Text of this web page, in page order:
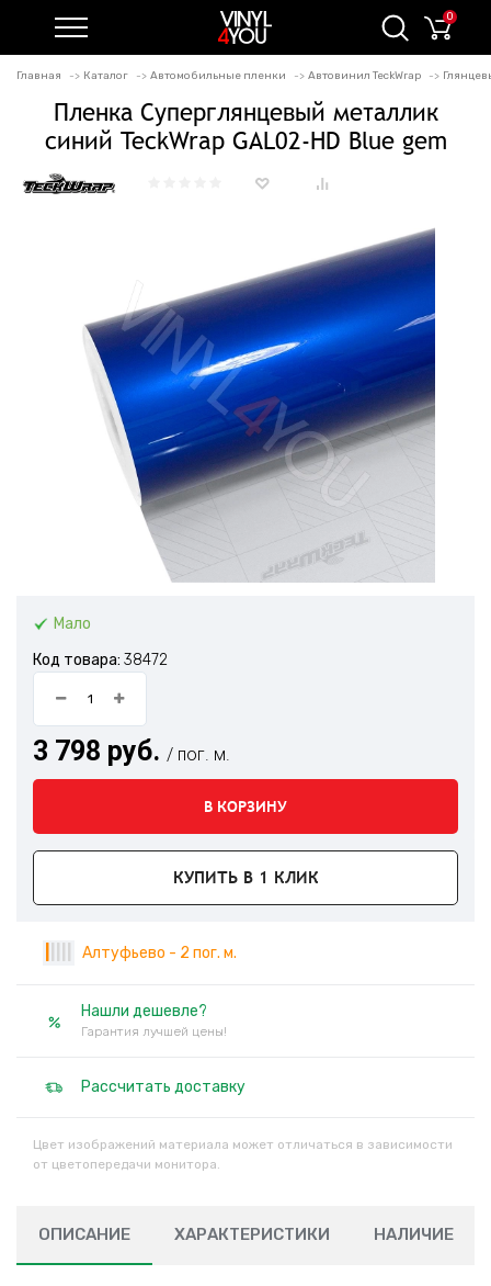
0
Главная Каталог Автомобильные пленки Автовинил TeckWrap
Пленка Суперглянцевый металлик
синий TeckWrap GAL02-HD Blue gem
Мало
Код товара: 38472
3 798 руб. / пог. м.
В КОРЗИНУ
КУПИТЬ В 1 КЛИК
Алтуфьево - 2 пог. м.
Нашли дешевле?
Гарантия лучшей цены!
Рассчитать доставку
Цвет изображений материала может отличаться в зависимости
от цветопередачи монитора.
ОПИСАНИЕ ХАРАКТЕРИСТИКИ НАЛИЧИЕ